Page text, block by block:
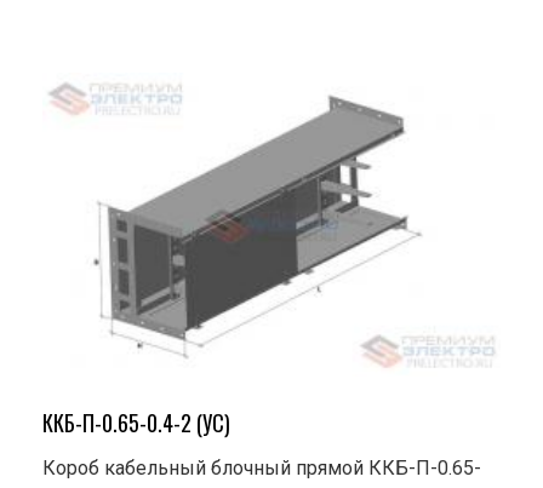
ККБ-П-0.65-0.4-2 (УС)
Короб кабельный блочный прямой ККБ-П-0.65-